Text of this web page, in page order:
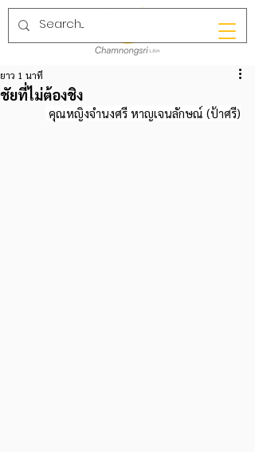
ชัยที่ไม่ต้องชิง
ยาว 1 นาที
คุณหญิงจำนงศรี หาญเจนลักษณ์ (ป้าศรี)